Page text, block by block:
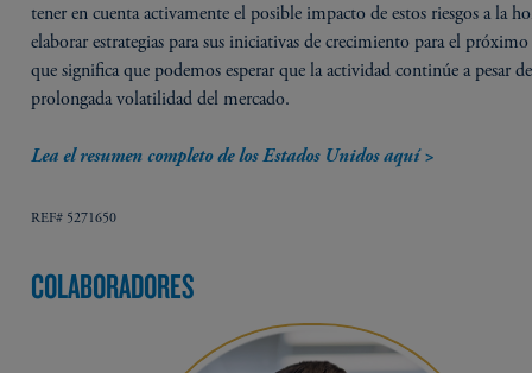
tener en cuenta activamente el posible impacto de estos riesgos a la
elaborar estrategias para sus iniciativas de crecimiento para el
que significa que podemos esperar que la actividad continúe a pesar
prolongada volatilidad del mercado.
Lea el resumen completo de los Estados Unidos aquí >
REF# 5271650
COLABORADORES